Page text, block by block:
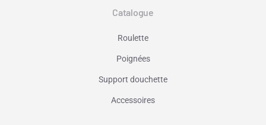
Catalogue
Roulette
Poignées
Support douchette
Accessoires